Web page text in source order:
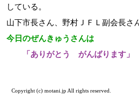
している。
山下市長さん、野村ＪＦＬ副会長さ
今日のぜんきゅうさんは
「ありがとう がんばります」
Copyright (c) motani.jp All rights reserved.